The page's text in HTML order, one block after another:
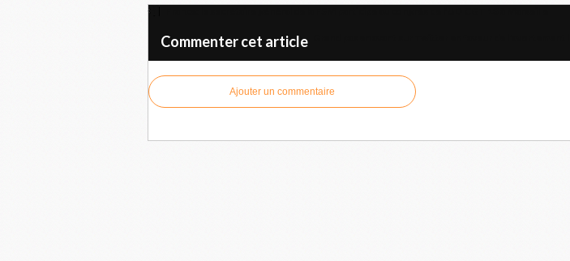
Commenter cet article
Ajouter un commentaire